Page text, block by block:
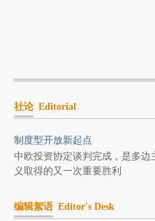
社论 Editorial
制度型开放新起点
中欧投资协定谈判完成，是多边
义取得的又一次重要胜利
编辑絮语 Editor's Desk